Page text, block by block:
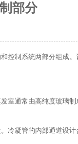
部分
制系统两部分组成。
通常由高纯度玻璃制
凝管的内部通道设计